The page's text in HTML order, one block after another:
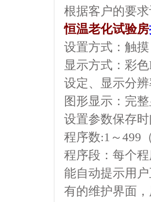
根据客户的要求订
恒温老化试验房
设置方式：触摸
显示方式：
设定、显示
图形显示：完
设置参数保存时
程序数:1～499（
程序段：每个程
能自动提示用户正
有的维护界面